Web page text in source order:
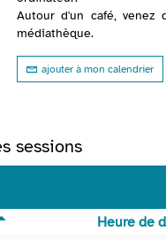
Autour d'un café, venez
médiathèque.
ajouter à mon calendrier
sessions
Heure de